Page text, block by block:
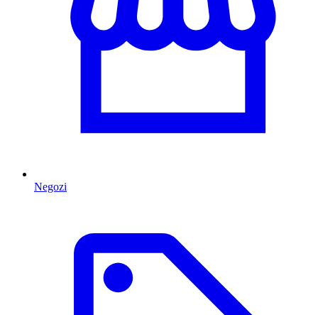
Negozi